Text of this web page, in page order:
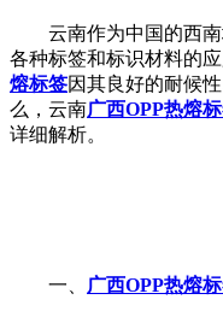
云南作为中国的西
各种标签和标识材料的
熔标签因其良好的耐候
么，云南广西OPP热熔
详细解析。
一、 广西OPP热熔